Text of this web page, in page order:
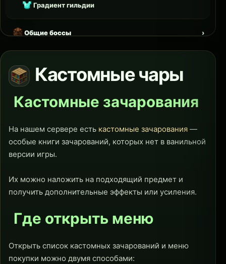
Градиент гильдии
Общие боссы
Кастомные чары
Кастомные зачарования
На нашем сервере есть кастомные зачарования —
особые книги зачарований, которых нет в ванильной
версии игры.
Их можно наложить на подходящий предмет и
получить дополнительные эффекты или усиления.
Где открыть меню
Открыть список кастомных зачарований и меню
покупки можно двумя способами: